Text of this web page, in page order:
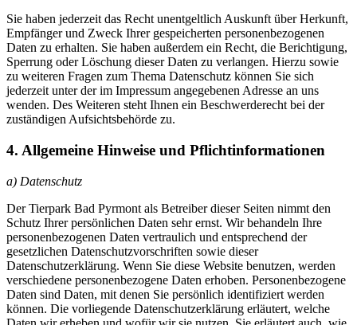
Sie haben jederzeit das Recht unentgeltlich Auskunft über Herkunft,
Empfänger und Zweck Ihrer gespeicherten personenbezogenen
Daten zu erhalten. Sie haben außerdem ein Recht, die Berichtigung,
Sperrung oder Löschung dieser Daten zu verlangen. Hierzu sowie
zu weiteren Fragen zum Thema Datenschutz können Sie sich
jederzeit unter der im Impressum angegebenen Adresse an uns
wenden. Des Weiteren steht Ihnen ein Beschwerderecht bei der
zuständigen Aufsichtsbehörde zu.
4. Allgemeine Hinweise und Pflichtinformationen
a) Datenschutz
Der Tierpark Bad Pyrmont als Betreiber dieser Seiten nimmt den
Schutz Ihrer persönlichen Daten sehr ernst. Wir behandeln Ihre
personenbezogenen Daten vertraulich und entsprechend der
gesetzlichen Datenschutzvorschriften sowie dieser
Datenschutzerklärung. Wenn Sie diese Website benutzen, werden
verschiedene personenbezogene Daten erhoben. Personenbezogene
Daten sind Daten, mit denen Sie persönlich identifiziert werden
können. Die vorliegende Datenschutzerklärung erläutert, welche